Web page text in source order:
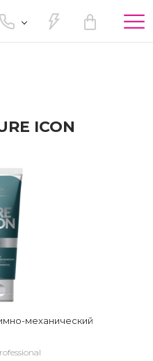
ICON
механический